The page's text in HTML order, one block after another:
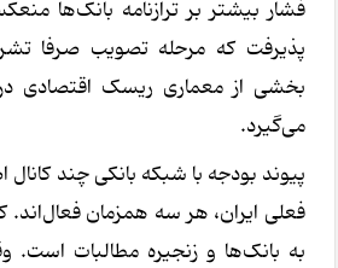
فشار بیشتر بر ترازنامه بانک‌ها
پذیرفت که مرحله تصویب صرفا
بخشی از معماری ریسک اقتصادی
می‌گیرد.
پیوند بودجه با شبکه بانکی چند کانال
فعلی ایران، هر سه همزمان فعال‌اند.
به بانک‌ها و زنجیره مطالبات است.